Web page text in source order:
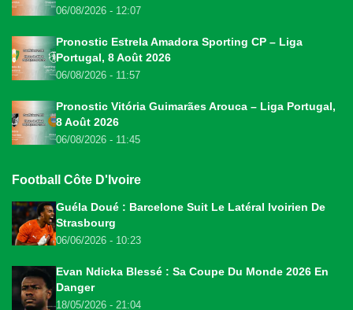
06/08/2026 - 12:07
Pronostic Estrela Amadora Sporting CP – Liga
Portugal, 8 Août 2026
06/08/2026 - 11:57
Pronostic Vitória Guimarães Arouca – Liga Portugal,
8 Août 2026
06/08/2026 - 11:45
Football Côte D'Ivoire
Guéla Doué : Barcelone Suit Le Latéral Ivoirien De
Strasbourg
06/06/2026 - 10:23
Evan Ndicka Blessé : Sa Coupe Du Monde 2026 En
Danger
18/05/2026 - 21:04